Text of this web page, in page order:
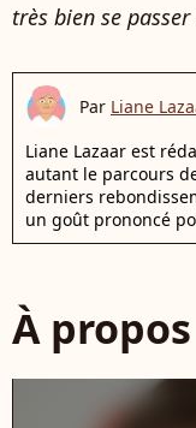
très bien se passer
Par Liane
Liane Lazaar est
autant le parcours
derniers
un goût prononcé
À